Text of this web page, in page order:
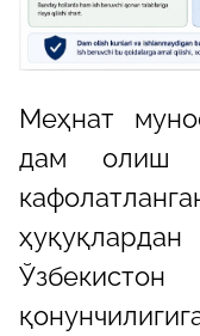
Меҳнат
дам олиш
Ўзбекистон